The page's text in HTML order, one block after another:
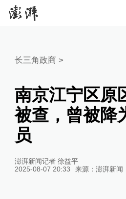
长三角政商 >
南京江宁区原
被查，曾被降
员
澎湃新闻记者 徐益平
2025-08-07 20:33
来源： 澎湃新闻